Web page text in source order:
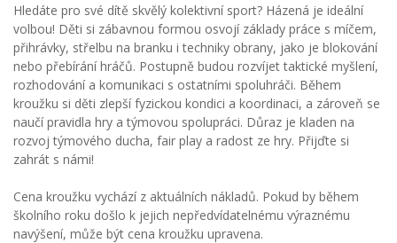
Hledáte pro své dítě skvělý kolektivní sport? Házená je ideální
volbou! Děti si zábavnou formou osvojí základy práce s míčem,
přihrávky, střelbu na branku i techniky obrany, jako je blokování
nebo přebírání hráčů. Postupně budou rozvíjet taktické myšlení,
rozhodování a komunikaci s ostatními spoluhráči. Během
kroužku si děti zlepší fyzickou kondici a koordinaci, a zároveň se
naučí pravidla hry a týmovou spolupráci. Důraz je kladen na
rozvoj týmového ducha, fair play a radost ze hry. Přijďte si
zahrát s námi!
Cena kroužku vychází z aktuálních nákladů. Pokud by během
školního roku došlo k jejich nepředvídatelnému výraznému
navýšení, může být cena kroužku upravena.